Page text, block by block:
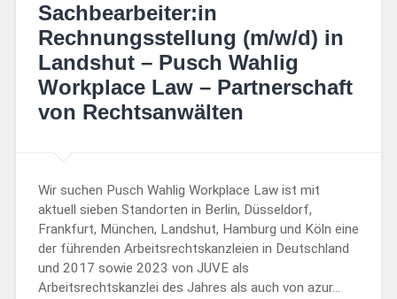
Sachbearbeiter:in
Rechnungsstellung (m/w/d) in
Landshut – Pusch Wahlig
Workplace Law – Partnerschaft
von Rechtsanwälten
Wir suchen Pusch Wahlig Workplace Law ist mit
aktuell sieben Standorten in Berlin, Düsseldorf,
Frankfurt, München, Landshut, Hamburg und Köln eine
der führenden Arbeitsrechtskanzleien in Deutschland
und 2017 sowie 2023 von JUVE als
Arbeitsrechtskanzlei des Jahres als auch von azur…